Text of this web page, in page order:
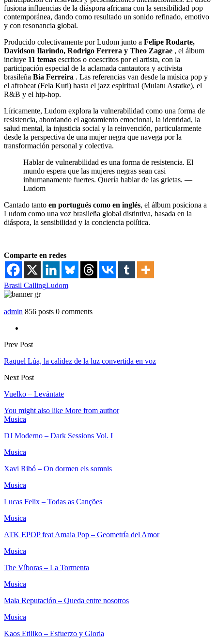
fusiona influencias de la diáspora africana con la sensibilidad pop
contemporánea, dando como resultado un sonido refinado, emotivo
y con resonancia global.
Producido colectivamente por Ludom junto a Felipe Rodarte,
Davidson Ilarindo, Rodrigo Ferrera y Theo Zagrae , el álbum
incluye 11 temas escritos o coescritos por el artista, con la
participación especial de la aclamada cantautora y activista
brasileña Bia Ferreira . Las referencias van desde la música pop y
el afrobeat (Fela Kuti) hasta el jazz espiritual (Mulatu Astatke), el
R&B y el hip-hop.
Líricamente, Ludom explora la vulnerabilidad como una forma de
resistencia, abordando el agotamiento emocional, la identidad, la
salud mental, la injusticia social y la reinvención, particularmente
desde la perspectiva de una mujer negra que navega por la
transformación personal y colectiva.
Hablar de vulnerabilidad es una forma de resistencia. El
mundo espera que las mujeres negras sean casi
inhumanamente fuertes. Quería hablar de las grietas. —
Ludom
Cantado tanto en portugués como en inglés, el álbum posiciona a
Ludom como una voz brasileña global distintiva, basada en la
diáspora, la sensibilidad y la conciencia política.
Comparte en redes
Brasil CallingLudom
admin 856 posts 0 comments
Prev Post
Raquel Lúa, la calidez de la luz convertida en voz
Next Post
Vuelko – Levántate
You might also like More from author
Musica
DJ Moderno – Dark Sessions Vol. I
Musica
Xavi Ribó – On dormen els somnis
Musica
Lucas Felix – Todas as Canções
Musica
ATK EPOP feat Amaia Pop – Geometría del Amor
Musica
The Víboras – La Tormenta
Musica
Mala Reputación – Queda entre nosotros
Musica
Kaos Etiliko – Esfuerzo y Gloria